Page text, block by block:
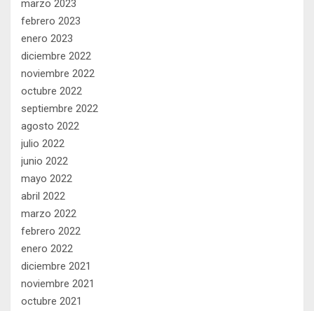
marzo 2023
febrero 2023
enero 2023
diciembre 2022
noviembre 2022
octubre 2022
septiembre 2022
agosto 2022
julio 2022
junio 2022
mayo 2022
abril 2022
marzo 2022
febrero 2022
enero 2022
diciembre 2021
noviembre 2021
octubre 2021